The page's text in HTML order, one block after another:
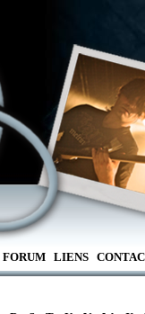
FORUM LIENS